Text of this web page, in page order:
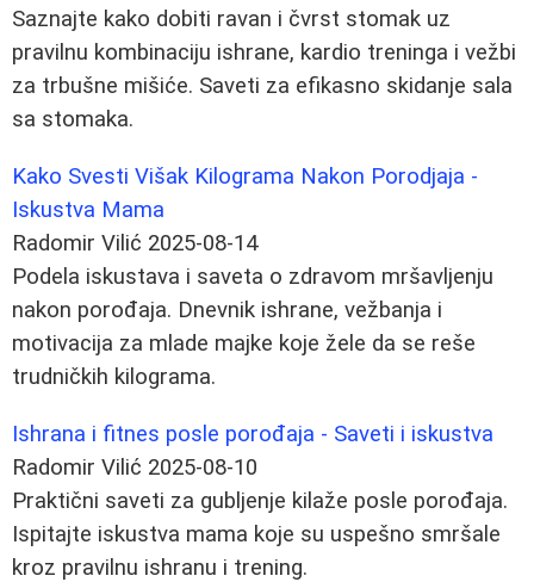
Saznajte kako dobiti ravan i čvrst stomak uz
pravilnu kombinaciju ishrane, kardio treninga i vežbi
za trbušne mišiće. Saveti za efikasno skidanje sala
sa stomaka.
Kako Svesti Višak Kilograma Nakon Porodjaja -
Iskustva Mama
Radomir Vilić 2025-08-14
Podela iskustava i saveta o zdravom mršavljenju
nakon porođaja. Dnevnik ishrane, vežbanja i
motivacija za mlade majke koje žele da se reše
trudničkih kilograma.
Ishrana i fitnes posle porođaja - Saveti i iskustva
Radomir Vilić 2025-08-10
Praktični saveti za gubljenje kilaže posle porođaja.
Ispitajte iskustva mama koje su uspešno smršale
kroz pravilnu ishranu i trening.